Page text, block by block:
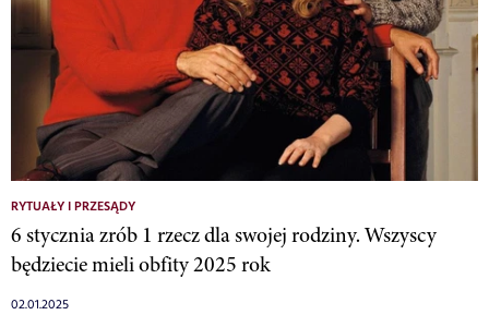
RYTUAŁY I PRZESĄDY
6 stycznia zrób 1 rzecz dla swojej rodziny. Wszyscy
będziecie mieli obfity 2025 rok
02.01.2025